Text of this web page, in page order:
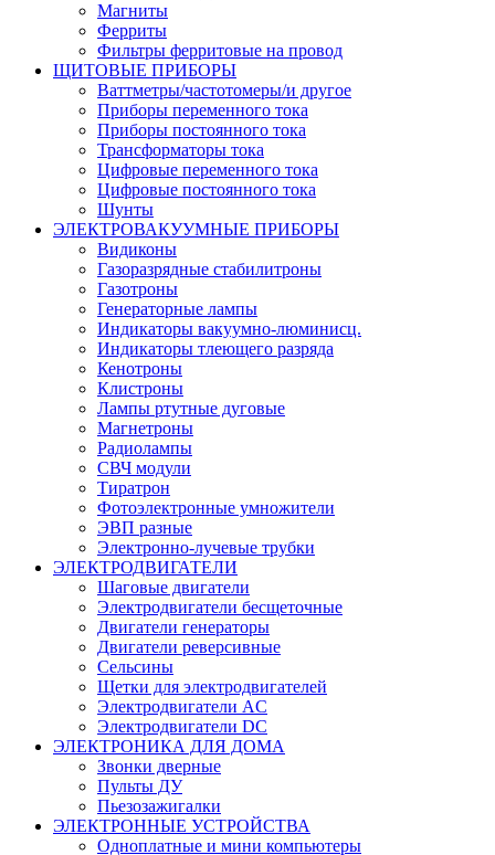
Магниты
Ферриты
Фильтры ферритовые на провод
ЩИТОВЫЕ ПРИБОРЫ
Ваттметры/частотомеры/и другое
Приборы переменного тока
Приборы постоянного тока
Трансформаторы тока
Цифровые переменного тока
Цифровые постоянного тока
Шунты
ЭЛЕКТРОВАКУУМНЫЕ ПРИБОРЫ
Видиконы
Газоразрядные стабилитроны
Газотроны
Генераторные лампы
Индикаторы вакуумно-люминисц.
Индикаторы тлеющего разряда
Кенотроны
Клистроны
Лампы ртутные дуговые
Магнетроны
Радиолампы
СВЧ модули
Тиратрон
Фотоэлектронные умножители
ЭВП разные
Электронно-лучевые трубки
ЭЛЕКТРОДВИГАТЕЛИ
Шаговые двигатели
Электродвигатели бесщеточные
Двигатели генераторы
Двигатели реверсивные
Сельсины
Щетки для электродвигателей
Электродвигатели AC
Электродвигатели DC
ЭЛЕКТРОНИКА ДЛЯ ДОМА
Звонки дверные
Пульты ДУ
Пьезозажигалки
ЭЛЕКТРОННЫЕ УСТРОЙСТВА
Одноплатные и мини компьютеры